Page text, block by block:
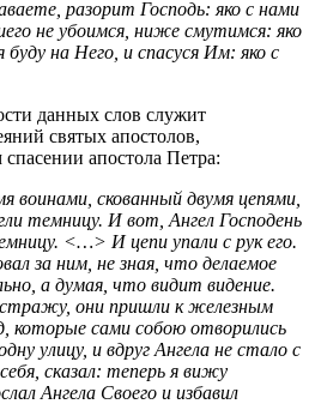
разорит Господь: яко с нами
не убоимся, ниже смутимся: яко
на Него, и спасуся Им: яко с
данных слов служит
святых апостолов,
апостола Петра:
скованный двумя цепями,
темницу. И вот, Ангел Господень
<…> И цепи упали с рук его.
за ним, не зная, что делаемое
а думая, что видит видение.
они пришли к железным
которые сами собою отворились
улицу, и вдруг Ангела не стало с
сказал: теперь я вижу
Ангела Своего и избавил